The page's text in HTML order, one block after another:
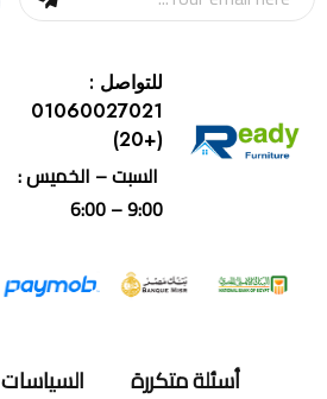
للتواصل :
01060027021
(+20)
السبت – الخميس :
9:00 – 6:00
أسئلة متكررة السياسات